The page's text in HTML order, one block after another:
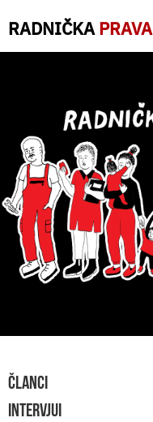
RADNIČKA PRAVA
ČLANCI
INTERVJUI